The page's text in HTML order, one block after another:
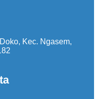
Kec. Ngasem,